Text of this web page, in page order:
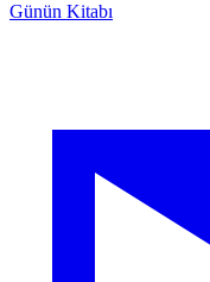
Günün Kitabı